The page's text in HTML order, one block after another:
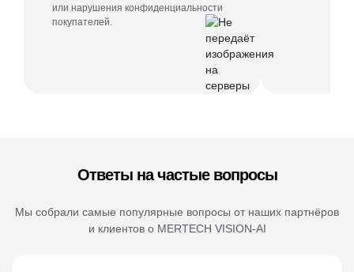
или нарушения конфиденциальности
покупателей.
Ответы на частые вопросы
Мы собрали самые популярные вопросы от наших партнёров
и клиентов о MERTECH VISION-AI